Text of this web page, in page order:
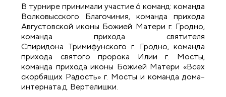
В турнире принимали участие 6 команд: команда
Волковысского Благочиния, команда прихода
Августовской иконы Божией Матери г. Гродно,
команда прихода святителя
Спиридона Тримифунского г. Гродно, команда
прихода святого пророка Илии г. Мосты,
команда прихода иконы Божией Матери «Всех
скорбящих Радость» г. Мосты и команда дома–
интерната д. Вертелишки.